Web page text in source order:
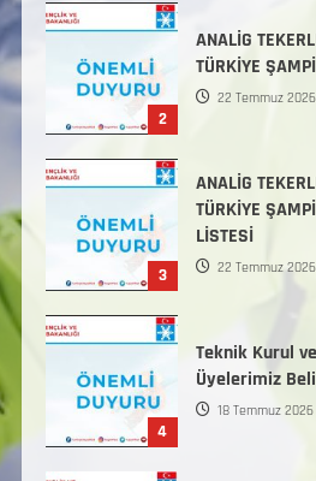
2
ANALİG
TÜRKİYE
22 Temmuz 2026
3
ANALİG
TÜRKİYE
LİSTESİ
22 Temmuz 2026
4
Teknik Kurul
Üyelerimiz
18 Temmuz 2026